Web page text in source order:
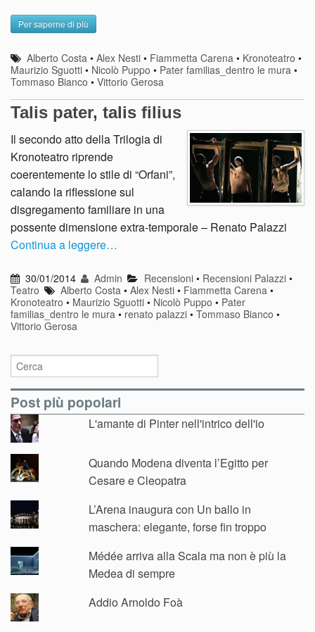
Per saperne di più
Alberto Costa •Alex Nesti • Fiammetta Carena • Kronoteatro •
Maurizio Sguotti • Nicolò Puppo • Pater familias_dentro le mura •
Tommaso Bianco • Vittorio Gerosa
Talis pater, talis filius
Il secondo atto della Trilogia di
Kronoteatro riprende
coerentemente lo stile di “Orfani”,
calando la riflessione sul
disgregamento familiare in una
possente dimensione extra-temporale – Renato Palazzi
Continua a leggere…
30/01/2014 Admin Recensioni• Recensioni Palazzi•
Teatro
Alberto Costa •Alex Nesti • Fiammetta Carena •
Kronoteatro • Maurizio Sguotti • Nicolò Puppo • Pater
familias_dentro le mura • renato palazzi • Tommaso Bianco •
Vittorio Gerosa
Post più popolari
L'amante di Pinter nell'intrico dell'io
Quando Modena diventa l’Egitto per
Cesare e Cleopatra
L’Arena inaugura con Un ballo in
maschera: elegante, forse fin troppo
Médée arriva alla Scala ma non è più la
Medea di sempre
Addio Arnoldo Foà